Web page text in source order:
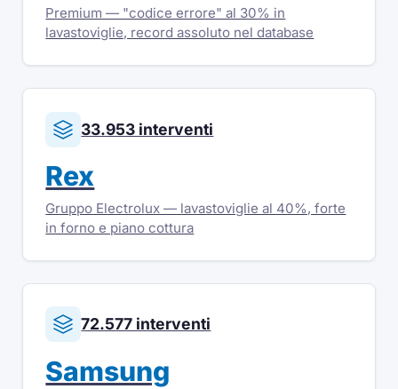
Premium — "codice errore" al 30% in
lavastoviglie, record assoluto nel database
33.953 interventi
Rex
Gruppo Electrolux — lavastoviglie al 40%, forte
in forno e piano cottura
72.577 interventi
Samsung